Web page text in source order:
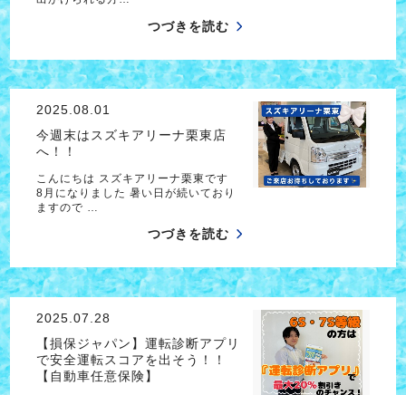
つづきを読む
2025.08.01
今週末はスズキアリーナ栗東店
へ！！
こんにちは スズキアリーナ栗東です
8月になりました 暑い日が続いており
ますので …
つづきを読む
2025.07.28
【損保ジャパン】運転診断アプリ
で安全運転スコアを出そう！！
【自動車任意保険】